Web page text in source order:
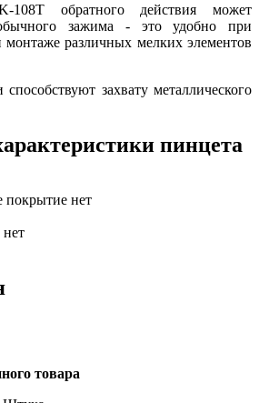
108T обратного действия может
зажима - это удобно при
монтаже различных мелких элементов
захвату металлического
пинцета
покрытие нет
нет
товара